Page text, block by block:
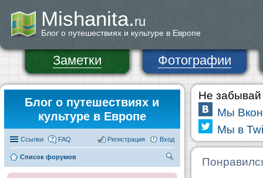
Mishanita.ru
Блог о путешествиях и культуре в Европе
Заметки Фотографии
Блог о путешествиях и
культуре в Европе
Ссылки FAQ Вход
Регистрация
Список форумов
Не забывай
Мы
Мы в